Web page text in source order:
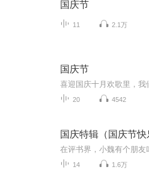
国庆节
11 2.1万
国庆节
20 4542
国庆特辑（国庆节快
14 1.6万